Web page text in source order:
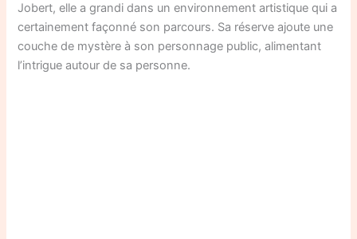
Jobert, elle a grandi dans un environnement artistique qui a
certainement façonné son parcours. Sa réserve ajoute une
couche de mystère à son personnage public, alimentant
l’intrigue autour de sa personne.